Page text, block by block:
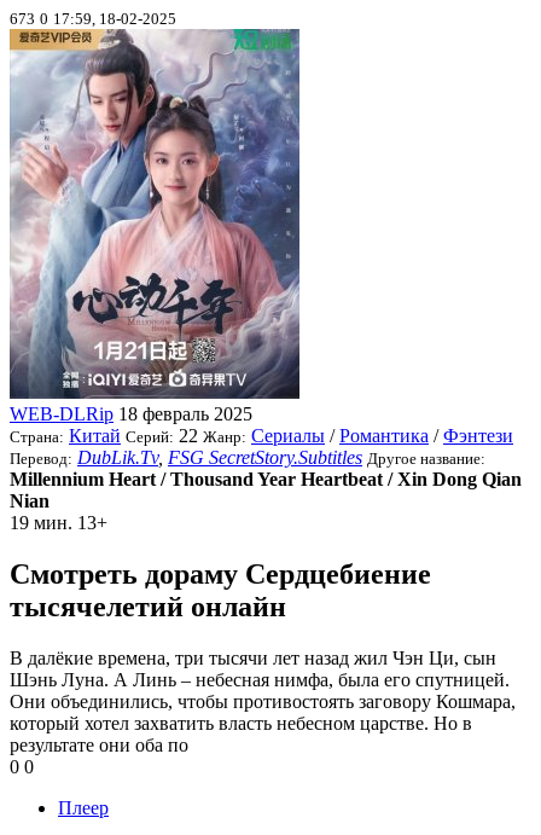
673 0 17:59, 18-02-2025
WEB-DLRip 18 февраль 2025
Страна: Китай Серий: 22 Жанр: Сериалы /Романтика /Фэнтези
Перевод: DubLik.Tv, FSG SecretStory.Subtitles Другое название:
Millennium Heart / Thousand Year Heartbeat / Xin Dong Qian
Nian
19 мин. 13+
Смотреть дораму Сердцебиение
тысячелетий онлайн
В далёкие времена, три тысячи лет назад жил Чэн Ци, сын
Шэнь Луна. А Линь – небесная нимфа, была его спутницей.
Они объединились, чтобы противостоять заговору Кошмара,
который хотел захватить власть небесном царстве. Но в
результате они оба по
0 0
Плеер